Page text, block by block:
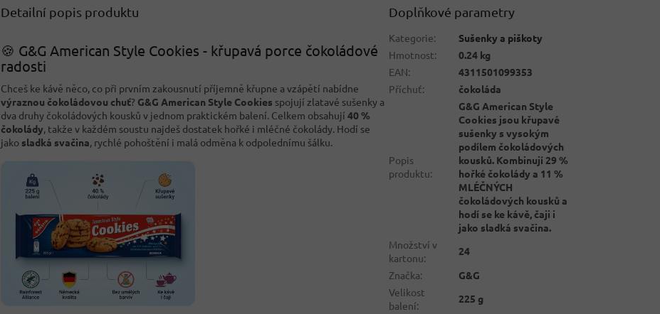
Detailní popis produktu
🍪 G&G American Style Cookies - křupavá porce čokoládové
radosti
Chceš ke kávě něco, co při prvním zakousnutí příjemně křupne a vzápětí nabídne
výraznou čokoládovou chuť? G&G American Style Cookies spojují zlatavé sušenky a
dva druhy čokoládových kousků v jednom praktickém balení. Celkem obsahují 40 %
čokolády , takže v každém soustu najdeš dostatek hořké i mléčné čokolády. Hodí se
jako sladká svačina , rychlé pohoštění i malá odměna k odpolednímu šálku.
Doplňkové parametry
Kategorie:
Sušenky a piškoty
Hmotnost:
0.24 kg
EAN:
4311501099353
Příchuť: čokoláda
Popis
produktu:
G&G American Style
Cookies jsou křupavé
sušenky s vysokým
podílem čokoládových
kousků. Kombinují 29 %
hořké čokolády a 11 %
MLÉČNÝCH
čokoládových kousků a
hodí se ke kávě, čaji i
jako sladká svačina.
Množství v
kartonu:
24
Značka:
G&G
Velikost
balení:
225 g